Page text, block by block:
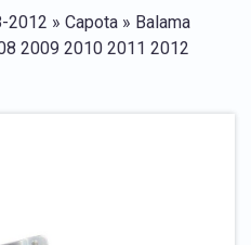
2012 » Capota » Balama
2009 2010 2011 2012